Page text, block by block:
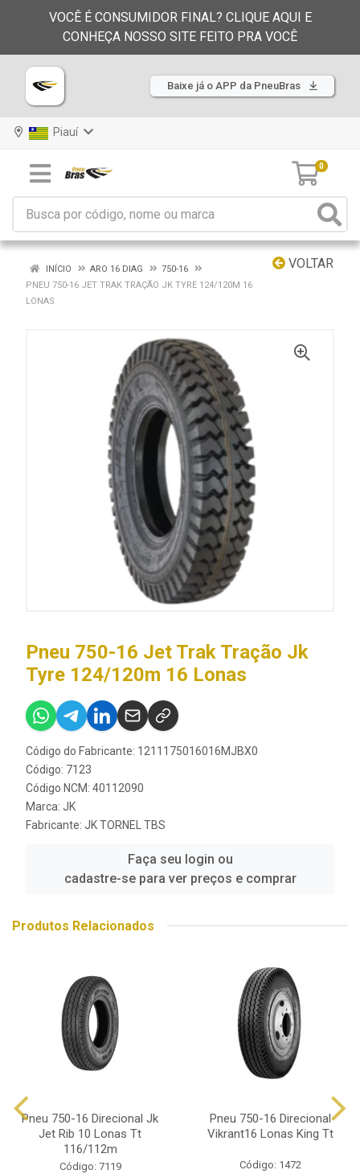
VOCÊ É CONSUMIDOR FINAL? CLIQUE AQUI E
CONHEÇA NOSSO SITE FEITO PRA VOCÊ
Baixe já o APP da PneuBras
Piauí
0
VOLTAR
INÍCIO ARO 16 DIAG
750-16
PNEU 750-16 JET TRAK TRAÇÃO JK TYRE 124/120M 16
LONAS
Pneu 750-16 Jet Trak Tração Jk
Tyre 124/120m 16 Lonas
Código do Fabricante: 1211175016016MJBX0
Código: 7123
Código NCM: 40112090
Marca: JK
Fabricante: JK TORNEL TBS
Faça seu login ou
cadastre-se para ver preços e comprar
Produtos Relacionados
Pneu 750-16 Direcional Jk
Jet Rib 10 Lonas Tt
116/112m
Código: 7119
Pneu 750-16 Direcional
Vikrant16 Lonas King Tt
Código: 1472